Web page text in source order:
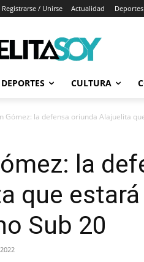
Registrarse / Unirse Actualidad Deportes
DEPORTES CULTURA
Gómez: la defensa oriunda Alajuelita
la
que estará
Sub 20